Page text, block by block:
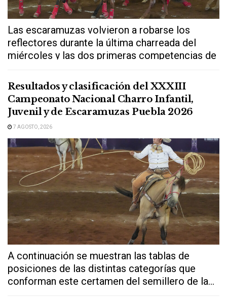
Las escaramuzas volvieron a robarse los
reflectores durante la última charreada del
miércoles y las dos primeras competencias de
Resultados y clasificación del XXXIII
Campeonato Nacional Charro Infantil,
Juvenil y de Escaramuzas Puebla 2026
7 AGOSTO, 2026
A continuación se muestran las tablas de
posiciones de las distintas categorías que
conforman este certamen del semillero de la...